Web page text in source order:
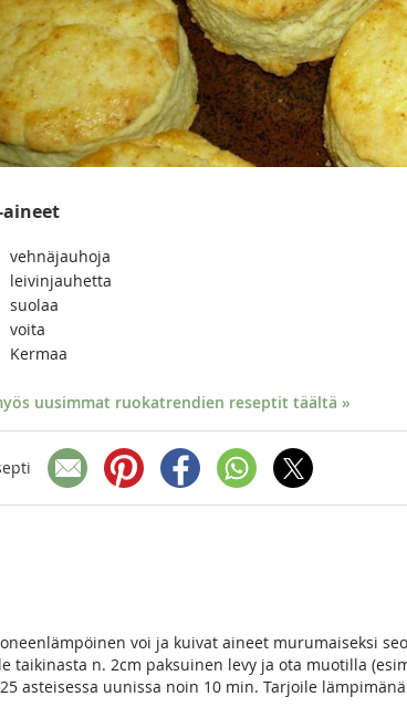
aineet
vehnäjauhoja
leivinjauhetta
suolaa
voita
Kermaa
uusimmat ruokatrendien reseptit täältä »
voi ja kuivat aineet murumaiseksi
taikinasta n. 2cm paksuinen levy ja ota muotilla
asteisessa uunissa noin 10 min. Tarjoile